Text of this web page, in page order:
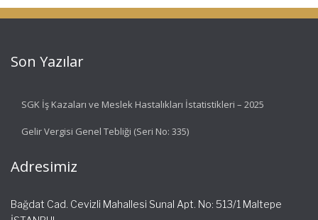
Son Yazılar
SGK İş Kazaları ve Meslek Hastalıkları İstatistikleri – 2025
Gelir Vergisi Genel Tebliği (Seri No: 335)
Adresimiz
Bağdat Cad. Cevizli Mahallesi Sunal Apt. No: 513/1 Maltepe